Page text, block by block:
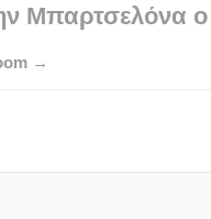
Μπαρτσελόνα ο
→